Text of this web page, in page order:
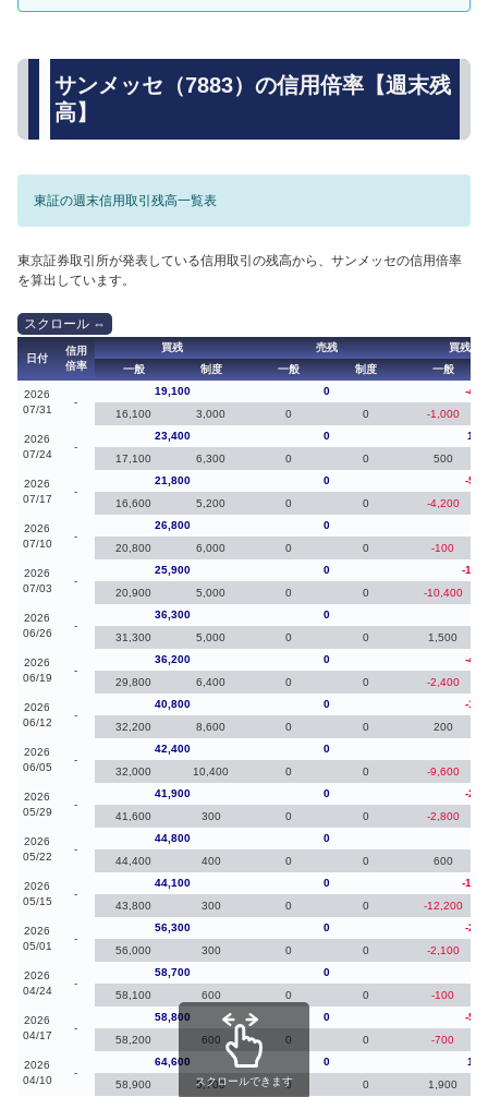
サンメッセ（7883）の信用倍率【週末残
高】
東証の週末信用取引残高一覧表
東京証券取引所が発表している信用取引の残高から、サンメッセの信用倍率
を算出しています。
日付
信用
倍率
買残 売残
買残（
一般
制度 一般 制度 一般
2026
07/31
-
19,100 0
-
16,100
3,000 0 0 -1,000
2026
07/24
-
23,400 0
17,100
6,300 0 0 500
2026
07/17
-
21,800 0
-
16,600
5,200 0 0 -4,200
2026
07/10
-
26,800 0
20,800
6,000 0 0 -100
2026
07/03
-
25,900 0
-
20,900
5,000 0 0 -10,400
2026
06/26
-
36,300 0
31,300
5,000 0 0 1,500
2026
06/19
-
36,200 0
-
29,800
6,400 0 0 -2,400
2026
06/12
-
40,800 0
-
32,200
8,600 0 0 200
2026
06/05
-
42,400 0
32,000
10,400 0 0 -9,600
2026
05/29
-
41,900 0
-
41,600
300 0 0 -2,800
2026
05/22
-
44,800 0
44,400
400 0 0 600
2026
05/15
-
44,100 0
-
43,800
300 0 0 -12,200
2026
05/01
-
56,300 0
-
56,000
300 0 0 -2,100
2026
04/24
-
58,700 0
58,100
600 0 0 -100
2026
04/17
-
58,800 0
-
58,200
600 0 0 -700
2026
04/10
-
64,600 0
58,900
5,700 0 0 1,900
スクロールできます